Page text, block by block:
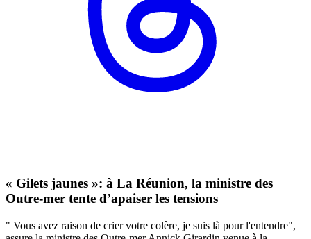
« Gilets jaunes »: à La Réunion, la ministre des
Outre-mer tente d’apaiser les tensions
" Vous avez raison de crier votre colère, je suis là pour l'entendre",